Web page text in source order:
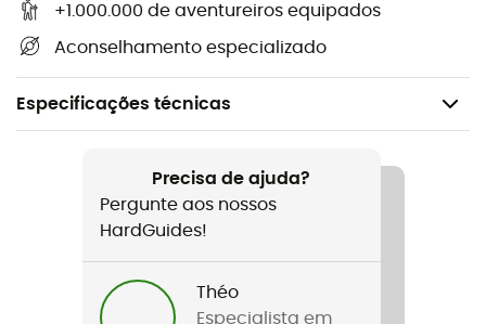
+1.000.000 de aventureiros equipados
Aconselhamento especializado
Especificações técnicas
Escalada em bloco / High-altitude works
Precisa de ajuda?
Pergunte aos nossos
HardGuides!
Théo
Especialista em